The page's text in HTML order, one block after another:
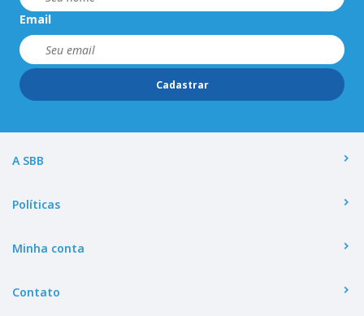
Email
Cadastrar
A SBB
Políticas
Minha conta
Contato